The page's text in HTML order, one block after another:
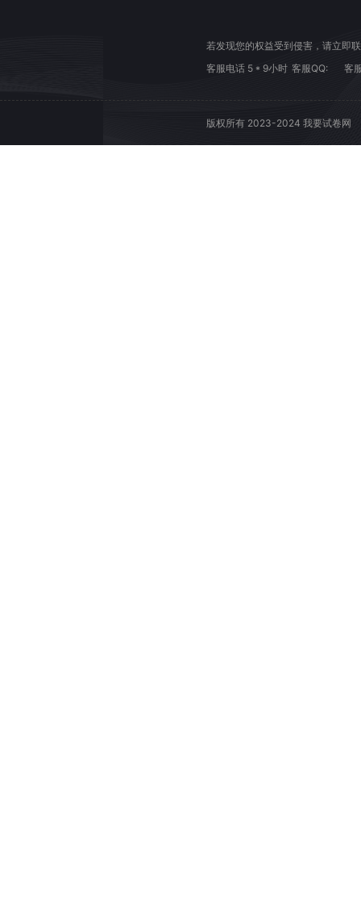
若发现您的权益受到侵害，请立即
客服电话 5 * 9小时 客服QQ: 客
版权所有 2023-2024 我要试卷网